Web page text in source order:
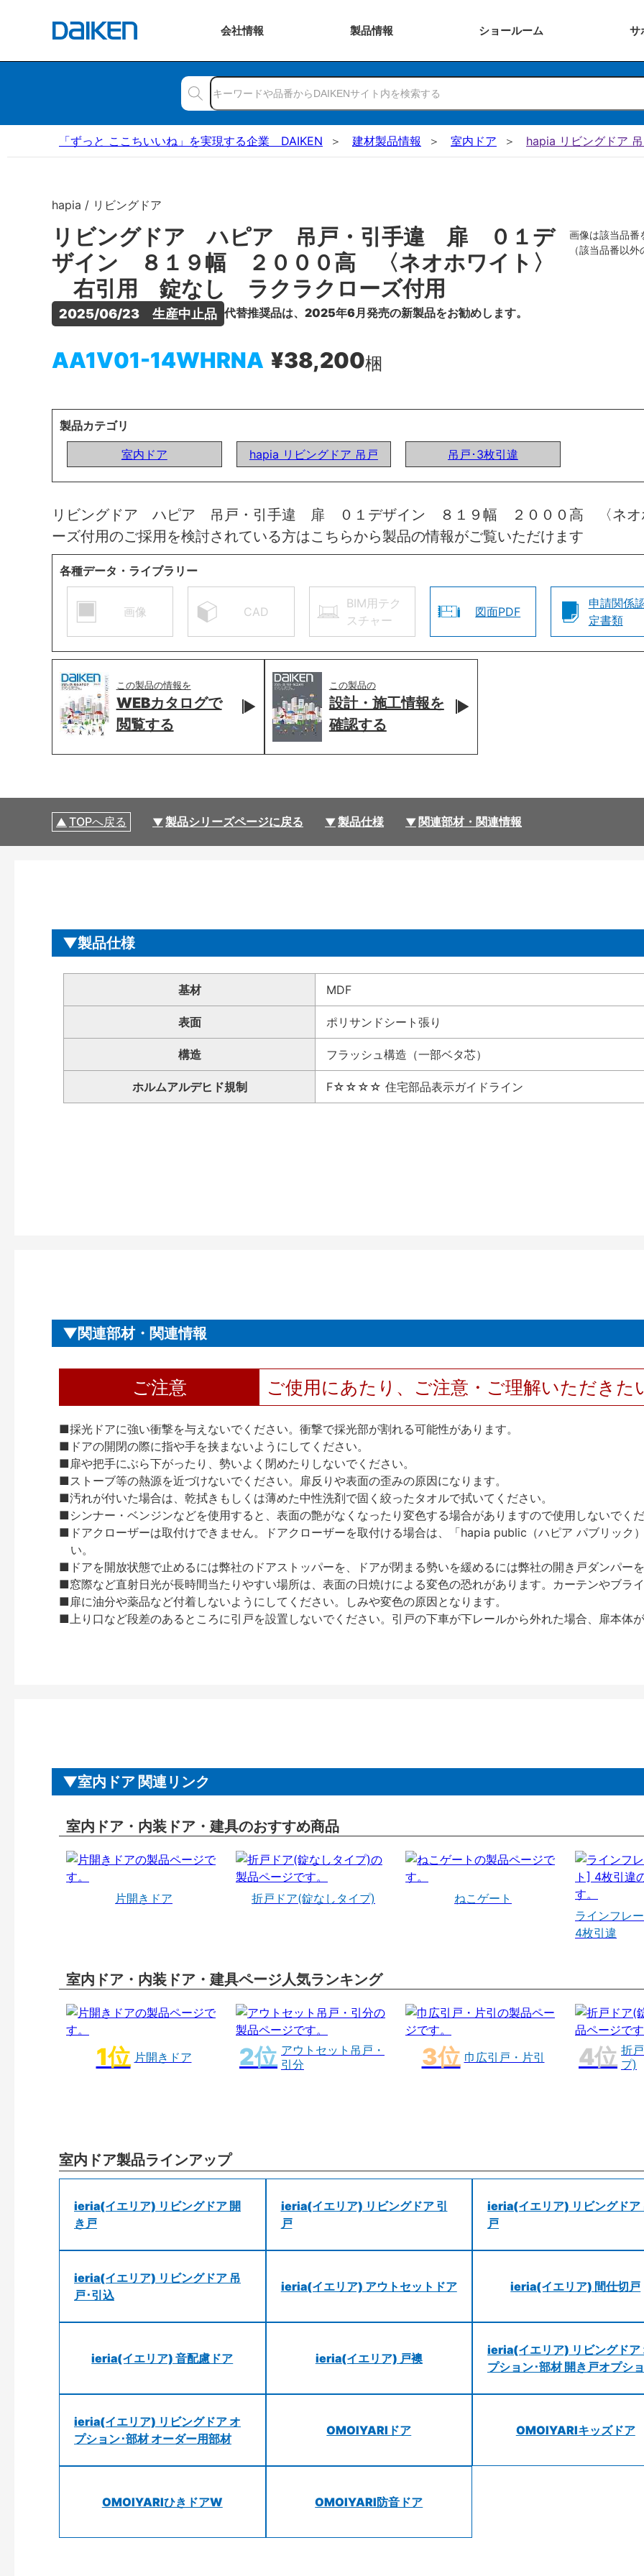
会社情報 製品情報 ショールーム サ
「ずっと ここちいいね」を実現する企業 DAIKEN 建材製品情報 室内ドア hapia リビングドア
hapia / リビングドア
リビングドア ハピア 吊戸・引手違 扉 ０１デ
ザイン ８１９幅 ２０００高 〈ネオホワイト〉
右引用 錠なし ラクラクローズ付用
2025/06/23　生産中止品 代替推奨品は、2025年6月発売の新製品をお勧めします。
AA1V01-14WHRNA ¥38,200梱
画像は該当品番
（該当品番以
製品カテゴリ
室内ドア
hapia リビングドア 吊戸 吊戸･3枚引違
リビングドア ハピア 吊戸・引手違 扉 ０１デザイン ８１９幅 ２０００高 〈ネ
ーズ付用のご採用を検討されている方はこちらから製品の情報がご覧いただけます
各種データ・ライブラリー
画像 CAD
BIM用テク
スチャー
図面PDF
申請関係
定書類
この製品の情報を
WEBカタログで
閲覧する
この製品の
設計・施工情報を
確認する
TOPへ戻る 製品シリーズページに戻る 製品仕様 関連部材・関連情報
製品仕様
基材 MDF
表面 ポリサンドシート張り
構造 フラッシュ構造（一部ベタ芯）
ホルムアルデヒド規制 F☆☆☆☆ 住宅部品表示ガイドライン
関連部材・関連情報
ご注意 ご使用にあたり、ご注意・ご理解いただきた
■採光ドアに強い衝撃を与えないでください。衝撃で採光部が割れる可能性があります。
■ドアの開閉の際に指や手を挟まないようにしてください。
■扉や把手にぶら下がったり、勢いよく閉めたりしないでください。
■ストーブ等の熱源を近づけないでください。扉反りや表面の歪みの原因になります。
■汚れが付いた場合は、乾拭きもしくは薄めた中性洗剤で固く絞ったタオルで拭いてください。
■シンナー・ベンジンなどを使用すると、表面の艶がなくなったり変色する場合がありますので使用しないでくだ
■ドアクローザーは取付けできません。ドアクローザーを取付ける場合は、「hapia public（ハピア パブリック
い。
■ドアを開放状態で止めるには弊社のドアストッパーを、ドアが閉まる勢いを緩めるには弊社の開き戸ダンパーを
■窓際など直射日光が長時間当たりやすい場所は、表面の日焼けによる変色の恐れがあります。カーテンやブラ
■扉に油分や薬品など付着しないようにしてください。しみや変色の原因となります。
■上り口など段差のあるところに引戸を設置しないでください。引戸の下車が下レールから外れた場合、扉本体
室内ドア 関連リンク
室内ドア・内装ドア・建具のおすすめ商品
片開きドア 折戸ドア(錠なしタイプ)
ねこゲート
ラインフレ
4枚引違
室内ドア・内装ドア・建具ページ人気ランキング
片開きドア
アウトセット吊戸・
引分
巾広引戸・片引
折
プ)
室内ドア製品ラインアップ
ieria(イエリア) リビングドア 開
き戸
ieria(イエリア) リビングドア 引
戸
ieria(イエリア) リビングドア
戸
ieria(イエリア) リビングドア 吊
戸･引込
ieria(イエリア) アウトセットドア ieria(イエリア) 間仕切戸
ieria(イエリア) 音配慮ドア ieria(イエリア) 戸襖
ieria(イエリア) リビングドア
プション･部材 開き戸オプシ
ieria(イエリア) リビングドア オ
プション･部材 オーダー用部材
OMOIYARIドア OMOIYARIキッズドア
OMOIYARIひきドアW OMOIYARI防音ドア